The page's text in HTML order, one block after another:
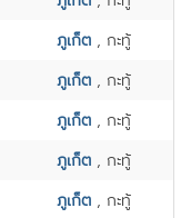
ภูเก็ต , กะทู้
ภูเก็ต , กะทู้
ภูเก็ต , กะทู้
ภูเก็ต , กะทู้
ภูเก็ต , กะทู้